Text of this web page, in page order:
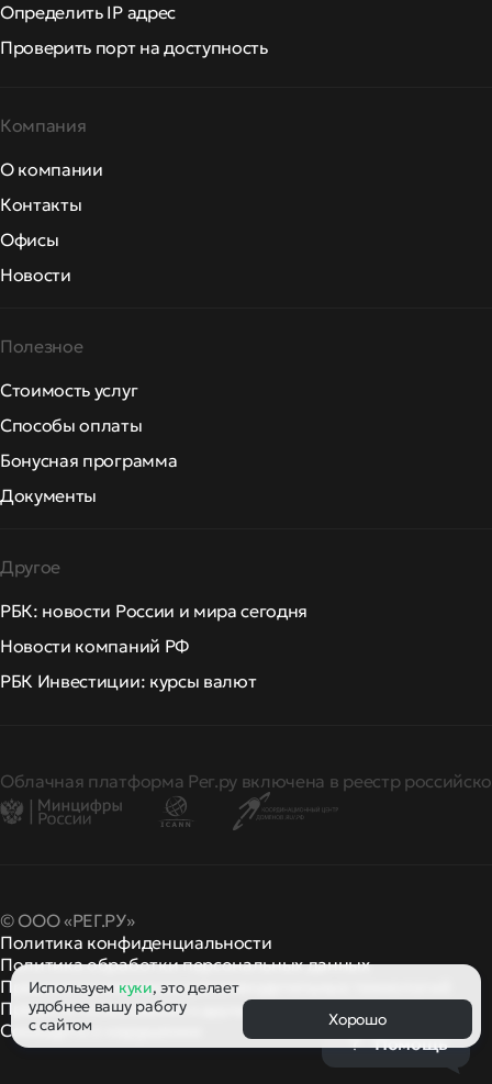
Определить IP адрес
Проверить порт на доступность
Компания
О компании
Контакты
Офисы
Новости
Полезное
Стоимость услуг
Способы оплаты
Бонусная программа
Документы
Другое
РБК: новости России и мира сегодня
Новости компаний РФ
РБК Инвестиции: курсы валют
Облачная платформа Рег.ру включена в реестр
© ООО «РЕГ.РУ»
Политика конфиденциальности
Политика обработки персональных данных
Правила применения рекомендательных технологий
Правила пользованияи другие
правила и политики
Сообщить о нарушении
Используем куки, это делает
удобнее вашу работу
с сайтом
Хорошо
Помощь